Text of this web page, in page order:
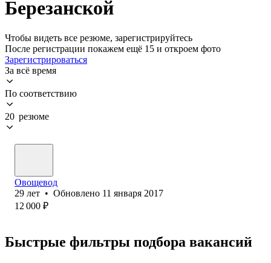
Березанской
Чтобы видеть все резюме, зарегистрируйтесь
После регистрации покажем ещё 15 и откроем фото
Зарегистрироваться
За всё время
По соответствию
20 резюме
Овощевод
29 лет • Обновлено 11 января 2017
12 000 ₽
Быстрые фильтры подбора вакансий